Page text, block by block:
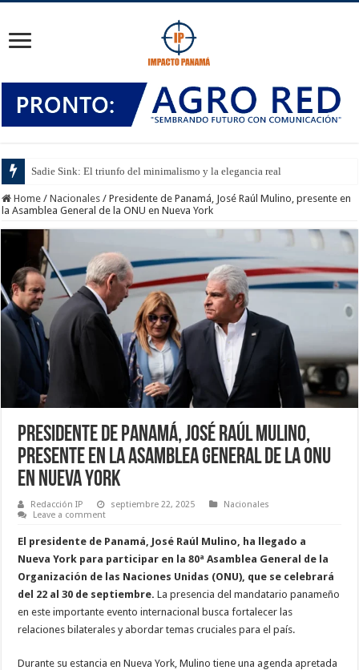
Sadie Sink: El triunfo del minimalismo y la elegancia real
Home / Nacionales / Presidente de Panamá, José Raúl Mulino, presente en
la Asamblea General de la ONU en Nueva York
Presidente de Panamá, José Raúl Mulino,
presente en la Asamblea General de la ONU
en Nueva York
Redacción IP septiembre 22, 2025
Nacionales
Leave a comment
El presidente de Panamá, José Raúl Mulino, ha llegado a
Nueva York para participar en la 80ª Asamblea General de la
Organización de las Naciones Unidas (ONU), que se celebrará
del 22 al 30 de septiembre. La presencia del mandatario panameño
en este importante evento internacional busca fortalecer las
relaciones bilaterales y abordar temas cruciales para el país.
Durante su estancia en Nueva York, Mulino tiene una agenda apretada